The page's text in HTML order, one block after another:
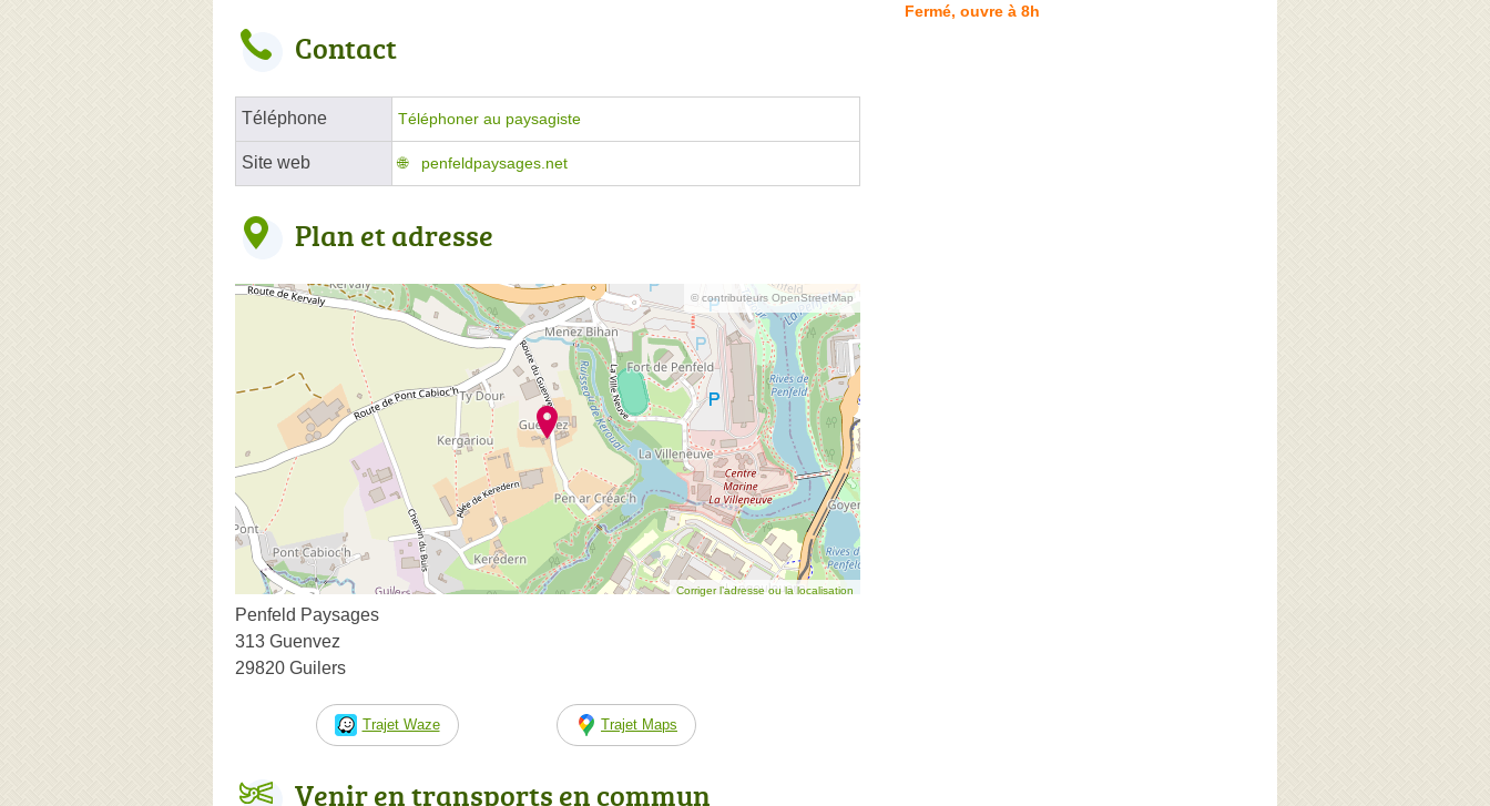
Contact
Téléphone Téléphoner au paysagiste
Site web penfeldpaysages.net
Plan et adresse
© contributeurs OpenStreetMap
Corriger l’adresse ou la localisation
Penfeld Paysages
313 Guenvez
29820 Guilers
Trajet Waze Trajet Maps
Venir en transports en commun
Fermé, ouvre à 8h